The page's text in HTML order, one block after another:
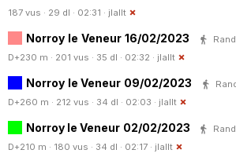
187 vus · 29 dl · 02:31 · jlallt
Norroy le Veneur 16/02/2023
D+230 m · 201 vus · 35 dl · 02:32 · jlallt
Norroy le Veneur 09/02/2023
D+260 m · 212 vus · 34 dl · 02:03 · jlallt
Norroy le Veneur 02/02/2023
D+210 m · 180 vus · 34 dl · 02:17 · jlallt